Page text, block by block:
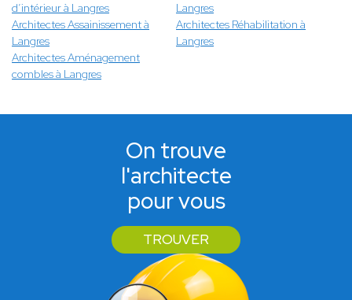
d’intérieur à Langres
Langres
Architectes Assainissement à
Langres
Architectes Réhabilitation à
Langres
Architectes Aménagement
combles à Langres
On trouve
l'architecte
pour vous
TROUVER